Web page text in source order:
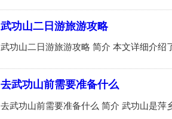
武功山二日游旅游攻略
去武功山前需要准备什么